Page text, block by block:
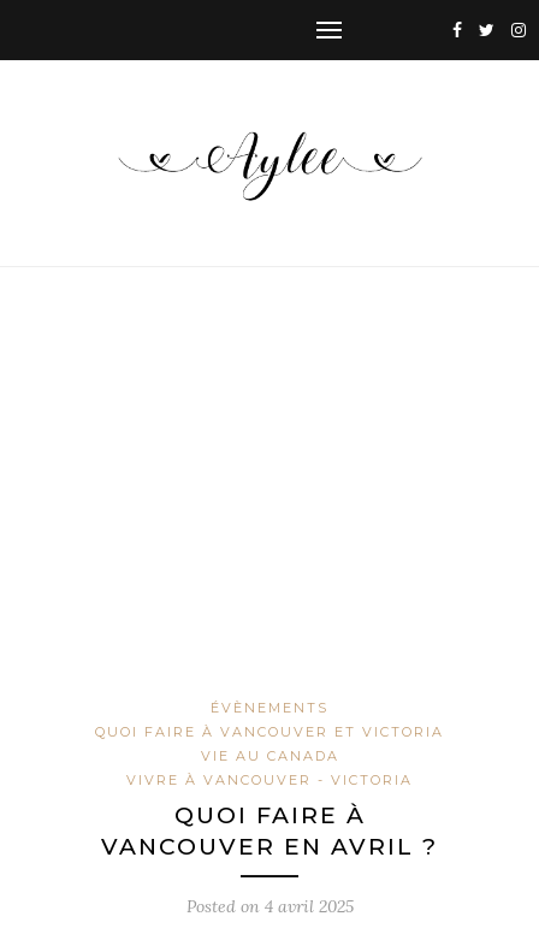
ÉVÈNEMENTS
QUOI FAIRE À VANCOUVER ET VICTORIA
VIE AU CANADA
VIVRE À VANCOUVER - VICTORIA
QUOI FAIRE À
VANCOUVER EN AVRIL ?
Posted on 4 avril 2025